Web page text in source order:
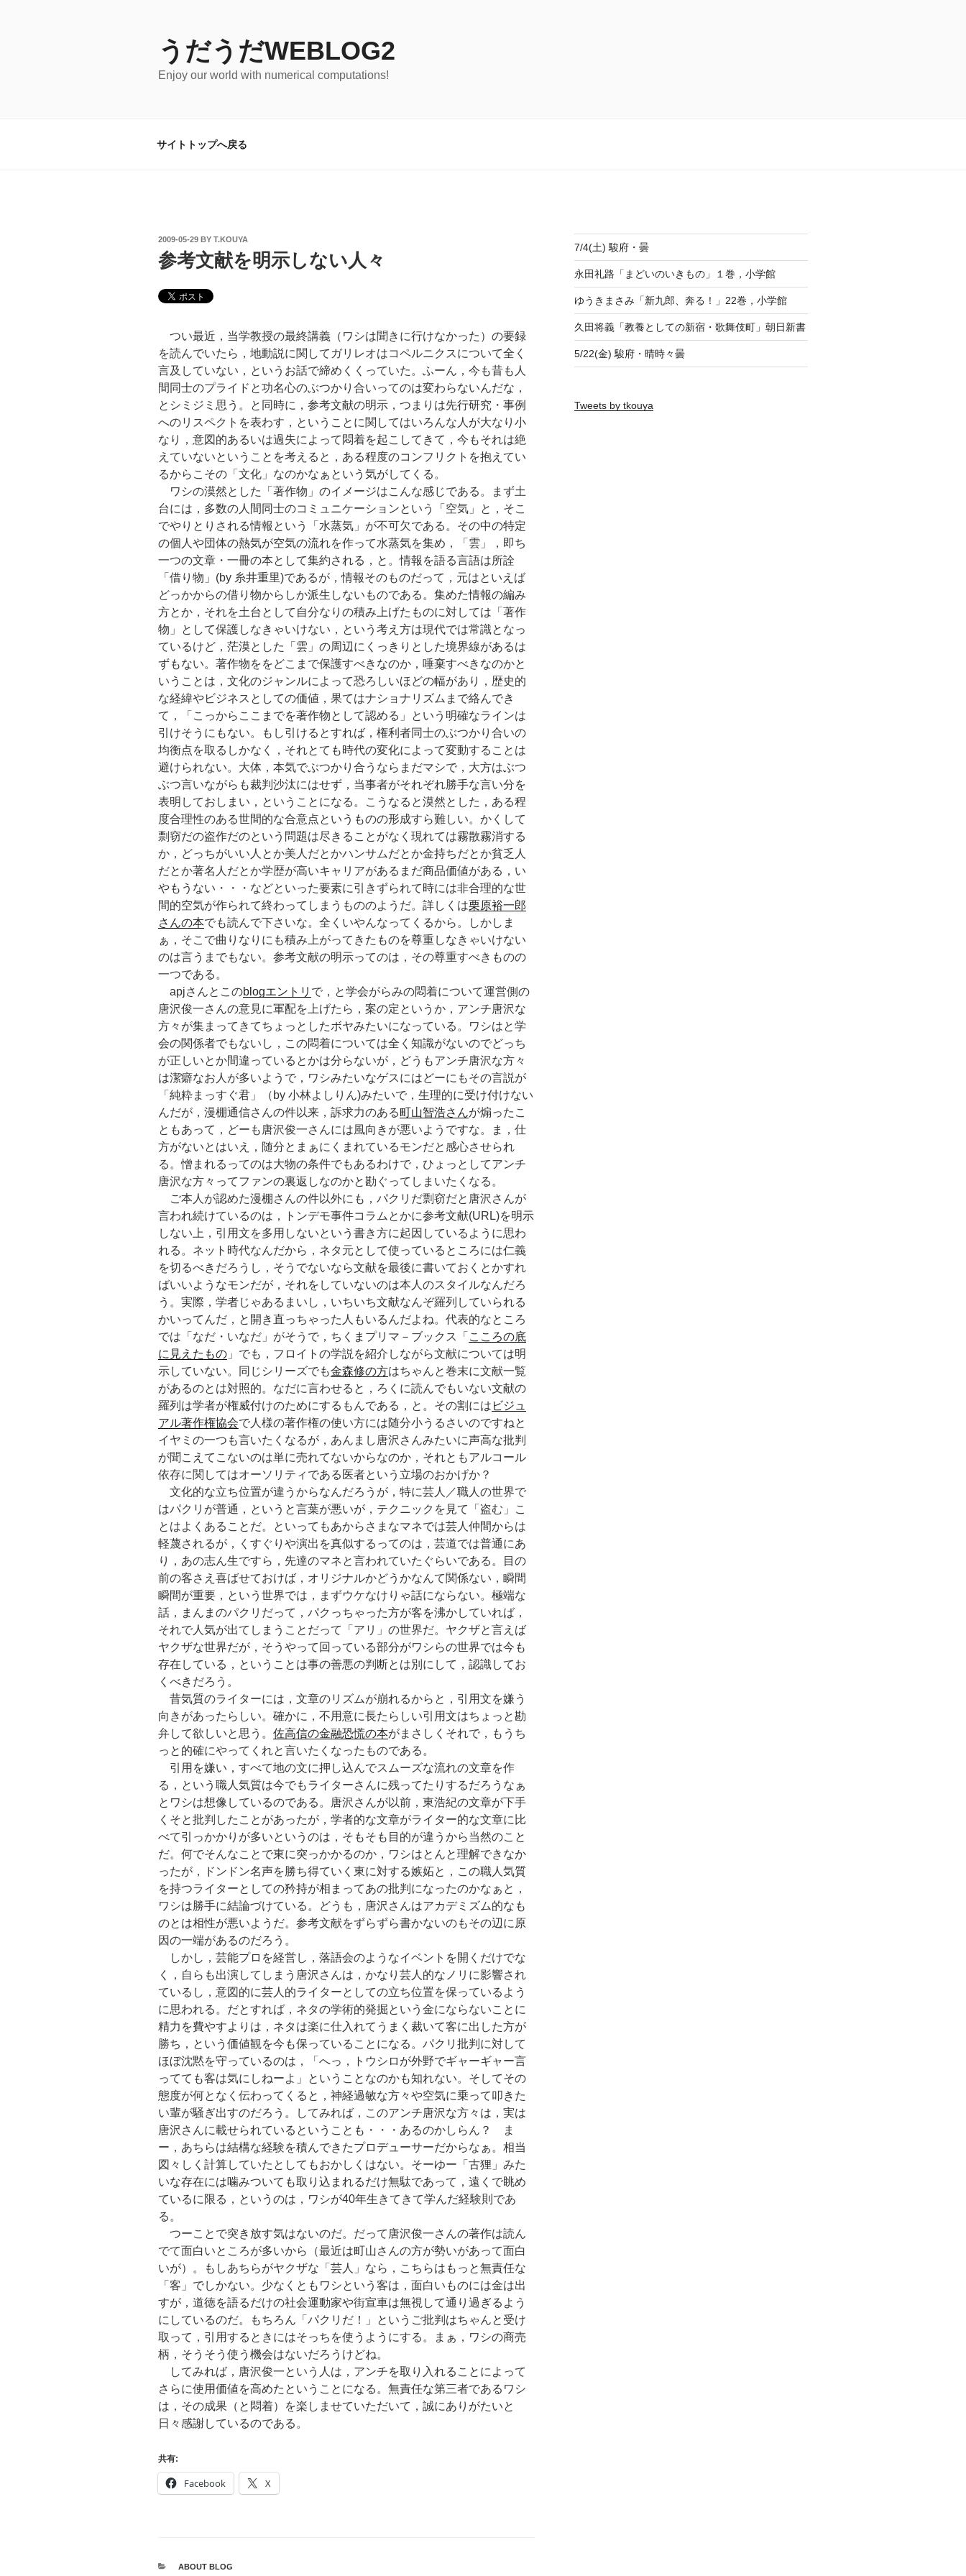
うだうだWEBLOG2
Enjoy our world with numerical computations!
サイトトップへ戻る
POSTED
ON
2009-05-29 BY T.KOUYA
参考文献を明示しない人々
つい最近，当学教授の最終講義（ワシは聞きに行けなかった）の要録
を読んでいたら，地動説に関してガリレオはコペルニクスについて全く
言及していない，というお話で締めくくっていた。ふーん，今も昔も人
間同士のプライドと功名心のぶつかり合いってのは変わらないんだな，
とシミジミ思う。と同時に，参考文献の明示，つまりは先行研究・事例
へのリスペクトを表わす，ということに関してはいろんな人が大なり小
なり，意図的あるいは過失によって悶着を起こしてきて，今もそれは絶
えていないということを考えると，ある程度のコンフリクトを抱えてい
るからこその「文化」なのかなぁという気がしてくる。
ワシの漠然とした「著作物」のイメージはこんな感じである。まず土
台には，多数の人間同士のコミュニケーションという「空気」と，そこ
でやりとりされる情報という「水蒸気」が不可欠である。その中の特定
の個人や団体の熱気が空気の流れを作って水蒸気を集め，「雲」，即ち
一つの文章・一冊の本として集約される，と。情報を語る言語は所詮
「借り物」(by 糸井重里)であるが，情報そのものだって，元はといえば
どっかからの借り物からしか派生しないものである。集めた情報の編み
方とか，それを土台として自分なりの積み上げたものに対しては「著作
物」として保護しなきゃいけない，という考え方は現代では常識となっ
ているけど，茫漠とした「雲」の周辺にくっきりとした境界線があるは
ずもない。著作物ををどこまで保護すべきなのか，唾棄すべきなのかと
いうことは，文化のジャンルによって恐ろしいほどの幅があり，歴史的
な経緯やビジネスとしての価値，果てはナショナリズムまで絡んでき
て，「こっからここまでを著作物として認める」という明確なラインは
引けそうにもない。もし引けるとすれば，権利者同士のぶつかり合いの
均衡点を取るしかなく，それとても時代の変化によって変動することは
避けられない。大体，本気でぶつかり合うならまだマシで，大方はぶつ
ぶつ言いながらも裁判沙汰にはせず，当事者がそれぞれ勝手な言い分を
表明しておしまい，ということになる。こうなると漠然とした，ある程
度合理性のある世間的な合意点というものの形成すら難しい。かくして
剽窃だの盗作だのという問題は尽きることがなく現れては霧散霧消する
か，どっちがいい人とか美人だとかハンサムだとか金持ちだとか貧乏人
だとか著名人だとか学歴が高いキャリアがあるまだ商品価値がある，い
やもうない・・・などといった要素に引きずられて時には非合理的な世
間的空気が作られて終わってしまうもののようだ。詳しくは栗原裕一郎
さんの本でも読んで下さいな。全くいやんなってくるから。しかしま
ぁ，そこで曲りなりにも積み上がってきたものを尊重しなきゃいけない
のは言うまでもない。参考文献の明示ってのは，その尊重すべきものの
一つである。
apjさんとこのblogエントリ で，と学会がらみの悶着について運営側の
唐沢俊一さんの意見に軍配を上げたら，案の定というか，アンチ唐沢な
方々が集まってきてちょっとしたボヤみたいになっている。ワシはと学
会の関係者でもないし，この悶着については全く知識がないのでどっち
が正しいとか間違っているとかは分らないが，どうもアンチ唐沢な方々
は潔癖なお人が多いようで，ワシみたいなゲスにはどーにもその言説が
「純粋まっすぐ君」（by 小林よしりん)みたいで，生理的に受け付けない
んだが，漫棚通信さんの件以来，訴求力のある町山智浩さんが煽ったこ
ともあって，どーも唐沢俊一さんには風向きが悪いようですな。ま，仕
方がないとはいえ，随分とまぁにくまれているモンだと感心させられ
る。憎まれるってのは大物の条件でもあるわけで，ひょっとしてアンチ
唐沢な方々ってファンの裏返しなのかと勘ぐってしまいたくなる。
ご本人が認めた漫棚さんの件以外にも，パクリだ剽窃だと唐沢さんが
言われ続けているのは，トンデモ事件コラムとかに参考文献(URL)を明示
しない上，引用文を多用しないという書き方に起因しているように思わ
れる。ネット時代なんだから，ネタ元として使っているところには仁義
を切るべきだろうし，そうでないなら文献を最後に書いておくとかすれ
ばいいようなモンだが，それをしていないのは本人のスタイルなんだろ
う。実際，学者じゃあるまいし，いちいち文献なんぞ羅列していられる
かいってんだ，と開き直っちゃった人もいるんだよね。代表的なところ
では「なだ・いなだ」がそうで，ちくまプリマ－ブックス「 こころの底
に見えたもの 」でも，フロイトの学説を紹介しながら文献については明
示していない。同じシリーズでも金森修の方はちゃんと巻末に文献一覧
があるのとは対照的。なだに言わせると，ろくに読んでもいない文献の
羅列は学者が権威付けのためにするもんである，と。その割には ビジュ
アル著作権協会で人様の著作権の使い方には随分小うるさいのですねと
イヤミの一つも言いたくなるが，あんまし唐沢さんみたいに声高な批判
が聞こえてこないのは単に売れてないからなのか，それともアルコール
依存に関してはオーソリティである医者という立場のおかげか？
文化的な立ち位置が違うからなんだろうが，特に芸人／職人の世界で
はパクリが普通，というと言葉が悪いが，テクニックを見て「盗む」こ
とはよくあることだ。といってもあからさまなマネでは芸人仲間からは
軽蔑されるが，くすぐりや演出を真似するってのは，芸道では普通にあ
り，あの志ん生ですら，先達のマネと言われていたぐらいである。目の
前の客さえ喜ばせておけば，オリジナルかどうかなんて関係ない，瞬間
瞬間が重要，という世界では，まずウケなけりゃ話にならない。極端な
話，まんまのパクリだって，パクっちゃった方が客を沸かしていれば，
それで人気が出てしまうことだって「アリ」の世界だ。ヤクザと言えば
ヤクザな世界だが，そうやって回っている部分がワシらの世界では今も
存在している，ということは事の善悪の判断とは別にして，認識してお
くべきだろう。
昔気質のライターには，文章のリズムが崩れるからと，引用文を嫌う
向きがあったらしい。確かに，不用意に長たらしい引用文はちょっと勘
弁して欲しいと思う。 佐高信の金融恐慌の本がまさしくそれで，もうち
っと的確にやってくれと言いたくなったものである。
引用を嫌い，すべて地の文に押し込んでスムーズな流れの文章を作
る，という職人気質は今でもライターさんに残ってたりするだろうなぁ
とワシは想像しているのである。唐沢さんが以前，東浩紀の文章が下手
くそと批判したことがあったが，学者的な文章がライター的な文章に比
べて引っかかりが多いというのは，そもそも目的が違うから当然のこと
だ。何でそんなことで東に突っかかるのか，ワシはとんと理解できなか
ったが，ドンドン名声を勝ち得ていく東に対する嫉妬と，この職人気質
を持つライターとしての矜持が相まってあの批判になったのかなぁと，
ワシは勝手に結論づけている。どうも，唐沢さんはアカデミズム的なも
のとは相性が悪いようだ。参考文献をずらずら書かないのもその辺に原
因の一端があるのだろう。
しかし，芸能プロを経営し，落語会のようなイベントを開くだけでな
く，自らも出演してしまう唐沢さんは，かなり芸人的なノリに影響され
ているし，意図的に芸人的ライターとしての立ち位置を保っているよう
に思われる。だとすれば，ネタの学術的発掘という金にならないことに
精力を費やすよりは，ネタは楽に仕入れてうまく裁いて客に出した方が
勝ち，という価値観を今も保っていることになる。パクリ批判に対して
ほぼ沈黙を守っているのは，「へっ，トウシロが外野でギャーギャー言
ってても客は気にしねーよ」ということなのかも知れない。そしてその
態度が何となく伝わってくると，神経過敏な方々や空気に乗って叩きた
い輩が騒ぎ出すのだろう。してみれば，このアンチ唐沢な方々は，実は
唐沢さんに載せられているということも・・・あるのかしらん？ ま
ー，あちらは結構な経験を積んできたプロデューサーだからなぁ。相当
図々しく計算していたとしてもおかしくはない。そーゆー「古狸」みた
いな存在には噛みついても取り込まれるだけ無駄であって，遠くで眺め
ているに限る，というのは，ワシが40年生きてきて学んだ経験則であ
る。
つーことで突き放す気はないのだ。だって唐沢俊一さんの著作は読ん
でて面白いところが多いから（最近は町山さんの方が勢いがあって面白
いが）。もしあちらがヤクザな「芸人」なら，こちらはもっと無責任な
「客」でしかない。少なくともワシという客は，面白いものには金は出
すが，道徳を語るだけの社会運動家や街宣車は無視して通り過ぎるよう
にしているのだ。もちろん「パクリだ！」というご批判はちゃんと受け
取って，引用するときにはそっちを使うようにする。まぁ，ワシの商売
柄，そうそう使う機会はないだろうけどね。
してみれば，唐沢俊一という人は，アンチを取り入れることによって
さらに使用価値を高めたということになる。無責任な第三者であるワシ
は，その成果（と悶着）を楽しませていただいて，誠にありがたいと
日々感謝しているのである。
共有:
Facebook X
CATEGORIES
ABOUT BLOG
7/4(土) 駿府・曇
永田礼路「まどいのいきもの」１巻，小学館
ゆうきまさみ「新九郎、奔る！」22巻，小学館
久田将義「教養としての新宿・歌舞伎町」朝日新書
5/22(金) 駿府・晴時々曇
Tweets by tkouya